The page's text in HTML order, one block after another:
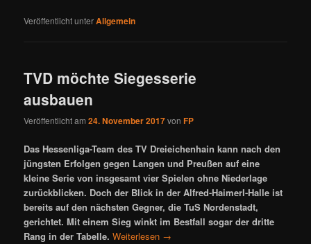
Veröffentlicht unterAllgemein
TVD möchte Siegesserie
ausbauen
Veröffentlicht am24. November 2017vonFP
Das Hessenliga-Team des TV Dreieichenhain kann nach den
jüngsten Erfolgen gegen Langen und Preußen auf eine
kleine Serie von insgesamt vier Spielen ohne Niederlage
zurückblicken. Doch der Blick in der Alfred-Haimerl-Halle ist
bereits auf den nächsten Gegner, die TuS Nordenstadt,
gerichtet. Mit einem Sieg winkt im Bestfall sogar der dritte
Rang in der Tabelle. Weiterlesen →